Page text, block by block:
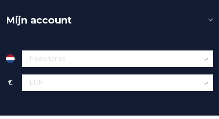
Mijn account
€